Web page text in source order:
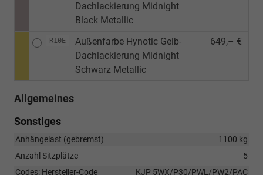
Dachlackierung Midnight
Black Metallic
R10E
Außenfarbe Hynotic Gelb-
Dachlackierung Midnight
Schwarz Metallic
649,– €
Allgemeines
Sonstiges
Anhängelast (gebremst)
1100 kg
Anzahl Sitzplätze
5
Codes: Hersteller-Code
KJP 5WX/P30/PWL/PW2/PAC